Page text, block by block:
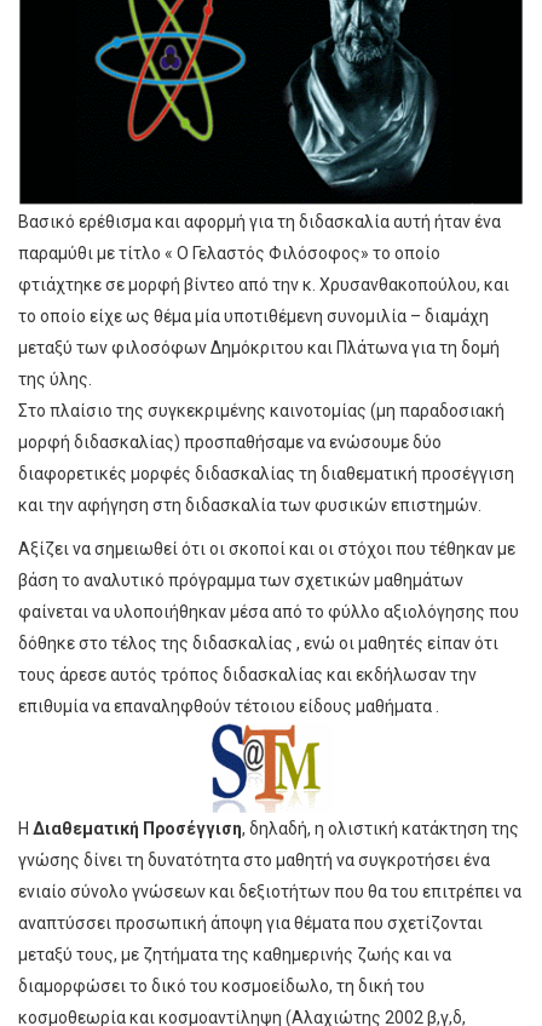
Βασικό ερέθισμα και αφορμή για τη διδασκαλία αυτή ήταν ένα
παραμύθι με τίτλο « Ο Γελαστός Φιλόσοφος» το οποίο
φτιάχτηκε σε μορφή βίντεο από την κ. Χρυσανθακοπούλου, και
το οποίο είχε ως θέμα μία υποτιθέμενη συνομιλία – διαμάχη
μεταξύ των φιλοσόφων Δημόκριτου και Πλάτωνα για τη δομή
της ύλης.
Στο πλαίσιο της συγκεκριμένης καινοτομίας (μη παραδοσιακή
μορφή διδασκαλίας) προσπαθήσαμε να ενώσουμε δύο
διαφορετικές μορφές διδασκαλίας τη διαθεματική προσέγγιση
και την αφήγηση στη διδασκαλία των φυσικών επιστημών.
Αξίζει να σημειωθεί ότι οι σκοποί και οι στόχοι που τέθηκαν με
βάση το αναλυτικό πρόγραμμα των σχετικών μαθημάτων
φαίνεται να υλοποιήθηκαν μέσα από το φύλλο αξιολόγησης που
δόθηκε στο τέλος της διδασκαλίας , ενώ οι μαθητές είπαν ότι
τους άρεσε αυτός τρόπος διδασκαλίας και εκδήλωσαν την
επιθυμία να επαναληφθούν τέτοιου είδους μαθήματα .
Η Διαθεματική Προσέγγιση, δηλαδή, η ολιστική κατάκτηση της
γνώσης δίνει τη δυνατότητα στο μαθητή να συγκροτήσει ένα
ενιαίο σύνολο γνώσεων και δεξιοτήτων που θα του επιτρέπει να
αναπτύσσει προσωπική άποψη για θέματα που σχετίζονται
μεταξύ τους, με ζητήματα της καθημερινής ζωής και να
διαμορφώσει το δικό του κοσμοείδωλο, τη δική του
κοσμοθεωρία και κοσμοαντίληψη (Αλαχιώτης 2002 β,γ,δ,